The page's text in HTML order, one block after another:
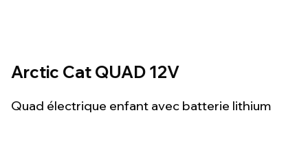
Arctic Cat QUAD 12V
Quad électrique enfant avec batterie lithium